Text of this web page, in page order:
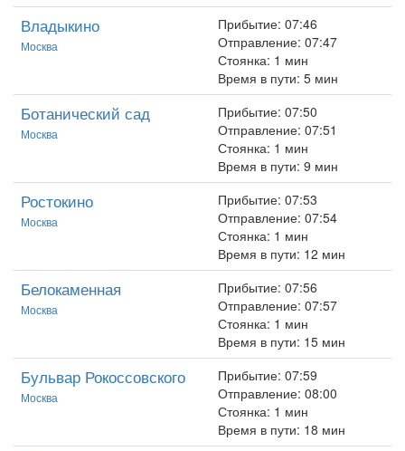
Владыкино
Москва
Прибытие: 07:46
Отправление: 07:47
Стоянка: 1 мин
Время в пути: 5 мин
Ботанический сад
Москва
Прибытие: 07:50
Отправление: 07:51
Стоянка: 1 мин
Время в пути: 9 мин
Ростокино
Москва
Прибытие: 07:53
Отправление: 07:54
Стоянка: 1 мин
Время в пути: 12 мин
Белокаменная
Москва
Прибытие: 07:56
Отправление: 07:57
Стоянка: 1 мин
Время в пути: 15 мин
Бульвар Рокоссовского
Москва
Прибытие: 07:59
Отправление: 08:00
Стоянка: 1 мин
Время в пути: 18 мин